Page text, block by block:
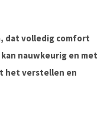
dat volledig comfort
nauwkeurig en met
het verstellen en